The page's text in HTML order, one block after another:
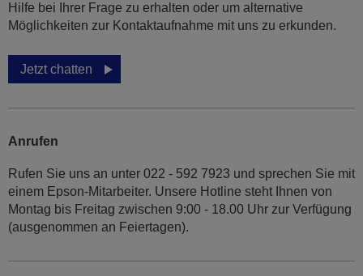
Hilfe bei Ihrer Frage zu erhalten oder um alternative
Möglichkeiten zur Kontaktaufnahme mit uns zu erkunden.
Jetzt chatten
Anrufen
Rufen Sie uns an unter 022 - 592 7923 und sprechen Sie mit
einem Epson-Mitarbeiter. Unsere Hotline steht Ihnen von
Montag bis Freitag zwischen 9:00 - 18.00 Uhr zur Verfügung
(ausgenommen an Feiertagen).